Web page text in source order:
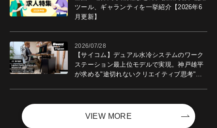
ツール、ギャランティを一挙紹介【2026年6
月更新】
2026/07/28
【サイコム】デュアル水冷システムのワーク
ステーション最上位モデルで実現。神戸雄平
が求める"途切れないクリエイティブ思考"｜
VIEW MORE